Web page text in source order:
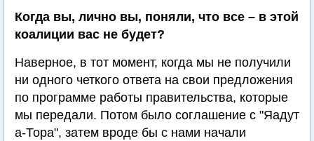
Когда вы, лично вы, поняли, что все – в этой
коалиции вас не будет?
Наверное, в тот момент, когда мы не получили
ни одного четкого ответа на свои предложения
по программе работы правительства, которые
мы передали. Потом было соглашение с "Яадут
а-Тора", затем вроде бы с нами начали